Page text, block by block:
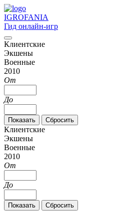
IGROFANIA
Гид онлайн-игр
Клиентские
Экшены
Военные
2010
От
До
Клиентские
Экшены
Военные
2010
От
До